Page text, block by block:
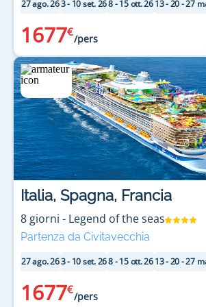
27 ago. 263 - 10 set. 268 - 15 ott. 2613 - 20 - 27
1677€
/pers
Italia, Spagna, Francia
8 giorni - Legend of the seas
Partenza da Civitavecchia
27 ago. 263 - 10 set. 268 - 15 ott. 2613 - 20 - 27
1677€
/pers